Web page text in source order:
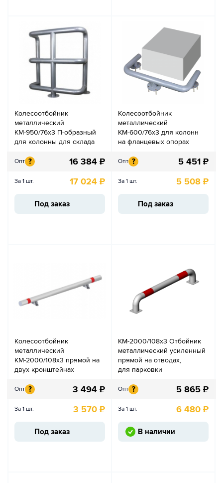
Колесоотбойник
металлический
КМ-950/76х3 П-образный
для колонны для склада
Опт ? 16 384 ₽
За 1 шт. 17 024 ₽
Под заказ
Колесоотбойник
металлический
КМ-600/76х3 для колонн
на фланцевых опорах
Опт ? 5 451 ₽
За 1 шт. 5 508 ₽
Под заказ
Колесоотбойник
металлический
КМ-2000/108х3 прямой на
двух кронштейнах
Опт ? 3 494 ₽
За 1 шт. 3 570 ₽
Под заказ
КМ-2000/108х3 Отбойник
металлический усиленный
прямой на отводах,
для парковки
Опт ? 5 865 ₽
За 1 шт. 6 480 ₽
В наличии